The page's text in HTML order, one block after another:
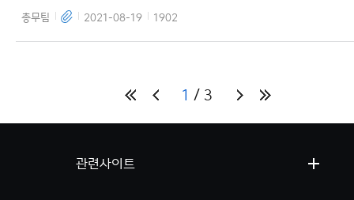
총무팀 2021-08-19 1902
1 3
관련사이트